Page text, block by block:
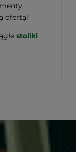
ofertą!
stoliki